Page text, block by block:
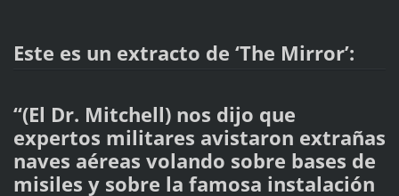
Este es un extracto de ‘The Mirror’:
“(El Dr. Mitchell) nos dijo que
expertos militares avistaron extrañas
naves aéreas volando sobre bases de
misiles y sobre la famosa instalación